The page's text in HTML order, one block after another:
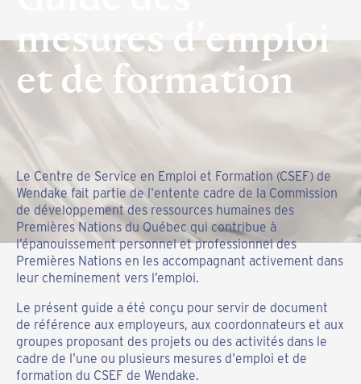
mesures d’emploi
et de formation
Le Centre de Service en Emploi et Formation (CSEF) de
Wendake fait partie de l'entente cadre de la Commission
de développement des ressources humaines des
Premières Nations du Québec qui contribue à
l’épanouissement personnel et professionnel des
Premières Nations en les accompagnant activement dans
leur cheminement vers l’emploi.
Le présent guide a été conçu pour servir de document
de référence aux employeurs, aux coordonnateurs et aux
groupes proposant des projets ou des activités dans le
cadre de l'une ou plusieurs mesures d'emploi et de
formation du CSEF de Wendake.